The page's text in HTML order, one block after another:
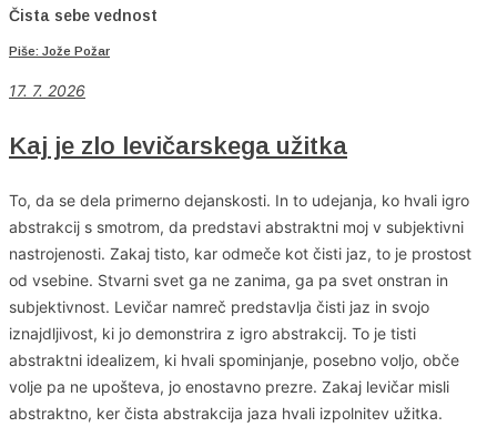
Čista sebe vednost
Piše: Jože Požar
17. 7. 2026
Kaj je zlo levičarskega užitka
To, da se dela primerno dejanskosti. In to udejanja, ko hvali igro
abstrakcij s smotrom, da predstavi abstraktni moj v subjektivni
nastrojenosti. Zakaj tisto, kar odmeče kot čisti jaz, to je prostost
od vsebine. Stvarni svet ga ne zanima, ga pa svet onstran in
subjektivnost. Levičar namreč predstavlja čisti jaz in svojo
iznajdljivost, ki jo demonstrira z igro abstrakcij. To je tisti
abstraktni idealizem, ki hvali spominjanje, posebno voljo, obče
volje pa ne upošteva, jo enostavno prezre. Zakaj levičar misli
abstraktno, ker čista abstrakcija jaza hvali izpolnitev užitka.